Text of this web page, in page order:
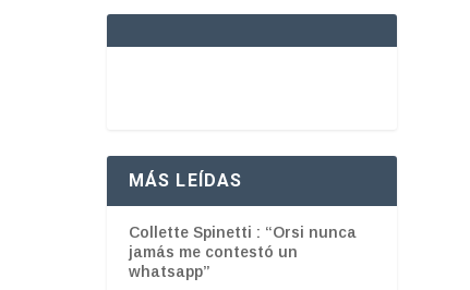
MÁS LEÍDAS
Collette Spinetti : “Orsi nunca
jamás me contestó un
whatsapp”